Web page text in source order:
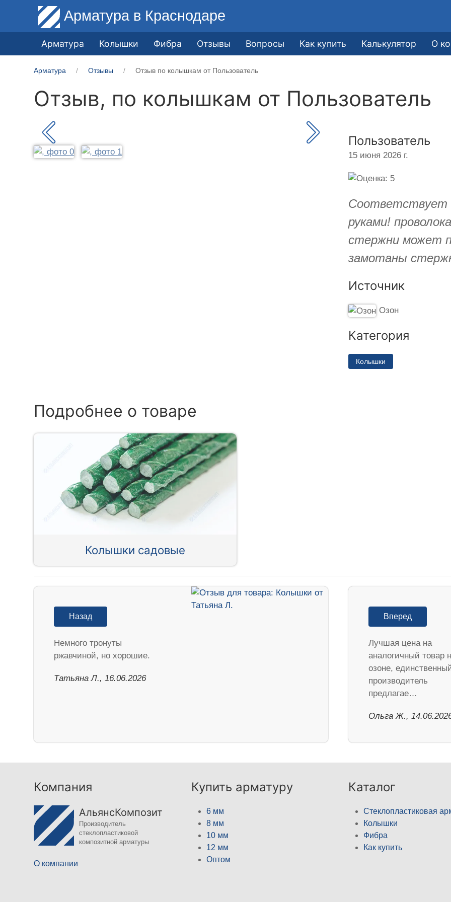
Арматура в Краснодаре
Арматура Колышки Фибра Отзывы Вопросы Как купить Калькулятор О
Арматура Отзывы Отзыв по колышкам от Пользователь
Отзыв, по колышкам от Пользователь
Пользователь
15 июня 2026 г.
Соответствует
руками!
стержни может
замотаны
Источник
Озон
Категория
Колышки
Подробнее о товаре
Колышки садовые
Назад
Немного тронуты
ржавчиной, но хорошие.
Татьяна Л., 16.06.2026
Вперед
Лучшая цена на
аналогичный товар
озоне,
производитель
предлагае…
Ольга Ж.,
Компания
АльянсКомпозит
Производитель
стеклопластиковой
композитной арматуры
О компании
Купить арматуру
6 мм
8 мм
10 мм
12 мм
Оптом
Каталог
Стеклопластиковая
Колышки
Фибра
Как купить